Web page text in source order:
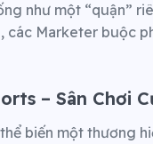
như một “quận”
các Marketer buộc
– Sân Chơi
biến một thương